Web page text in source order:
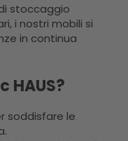
stoccaggio
i nostri mobili si
in continua
HAUS?
soddisfare le